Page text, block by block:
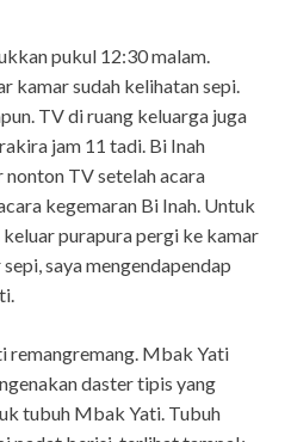
pukul 12:30 malam.
kamar sudah kelihatan sepi.
TV di ruang keluarga juga
jam 11 tadi. Bi Inah
TV setelah acara
kegemaran Bi Inah. Untuk
keluar purapura pergi ke kamar
saya mengendapendap
remangremang. Mbak Yati
daster tipis yang
tubuh Mbak Yati. Tubuh